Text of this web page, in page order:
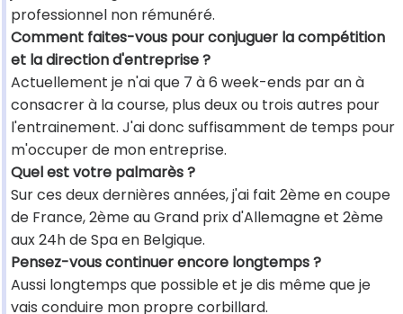
professionnel non rémunéré.
Comment faites-vous pour conjuguer la compétition
et la direction d'entreprise ?
Actuellement je n'ai que 7 à 6 week-ends par an à
consacrer à la course, plus deux ou trois autres pour
l'entrainement. J'ai donc suffisamment de temps pour
m'occuper de mon entreprise.
Quel est votre palmarès ?
Sur ces deux dernières années, j'ai fait 2ème en coupe
de France, 2ème au Grand prix d'Allemagne et 2ème
aux 24h de Spa en Belgique.
Pensez-vous continuer encore longtemps ?
Aussi longtemps que possible et je dis même que je
vais conduire mon propre corbillard.